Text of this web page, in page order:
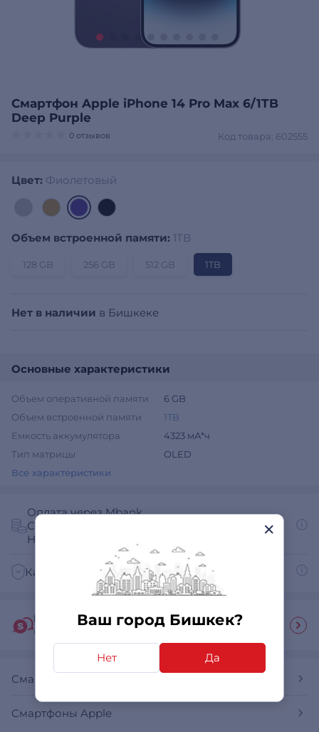
Ваш город Бишкек?
Нет Да
Смартфон Apple iPhone 14 Pro Max 6/1TB
Deep Purple
Код товара: 602555
0 отзывов
Цвет: Фиолетовый
Объем встроенной памяти: 1TB
128 GB 256 GB 512 GB 1TB
Нет в наличии в Бишкеке
Основные характеристики
Объем оперативной памяти
6 GB
Объем встроенной памяти
1TB
Емкость аккумулятора
4323 мА*ч
Тип матрицы
OLED
Все характеристики
Оплата через Mbank
С помощью QR
Наличными при получении
Как получить счет на оплату для юр. лиц?
Гид покупателя
Ответы на часто задаваемые вопросы
Смартфоны
Смартфоны Apple